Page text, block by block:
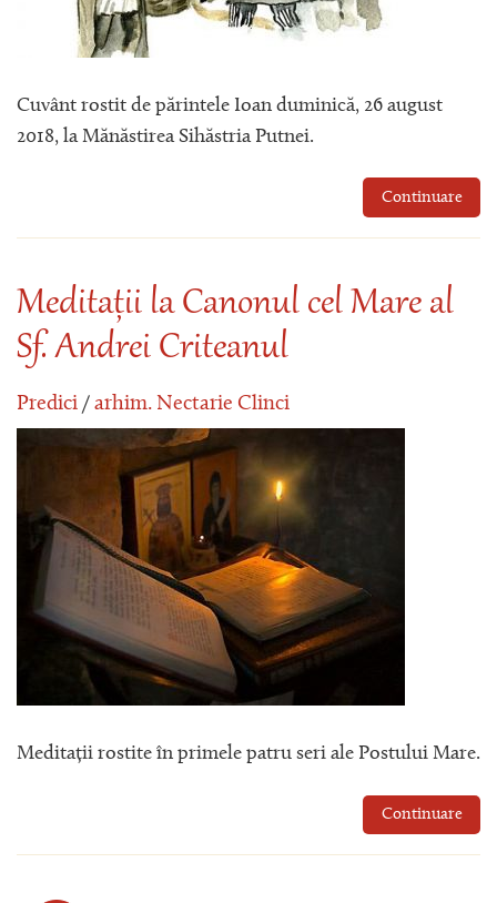
Cuvânt rostit de părintele Ioan duminică, 26 august
2018, la Mănăstirea Sihăstria Putnei.
Continuare
Meditații la Canonul cel Mare al
Sf. Andrei Criteanul
Predici / arhim. Nectarie Clinci
Meditații rostite în primele patru seri ale Postului Mare.
Continuare